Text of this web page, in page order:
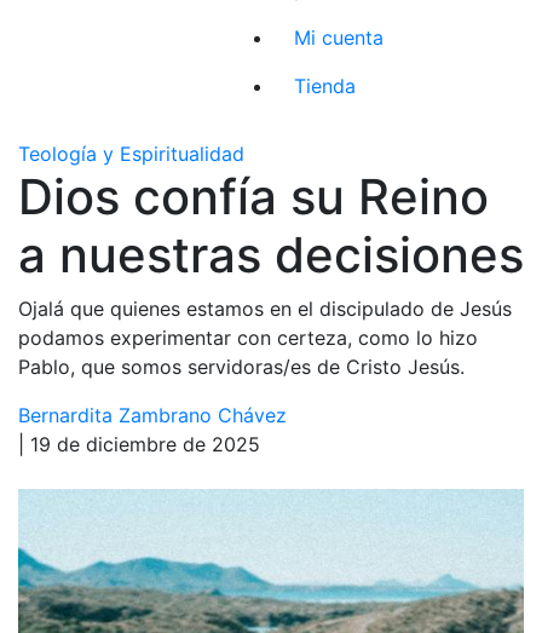
Mi cuenta
Tienda
Teología y Espiritualidad
Dios confía su Reino
a nuestras decisiones
Ojalá que quienes estamos en el discipulado de Jesús
podamos experimentar con certeza, como lo hizo
Pablo, que somos servidoras/es de Cristo Jesús.
Bernardita Zambrano Chávez
| 19 de diciembre de 2025